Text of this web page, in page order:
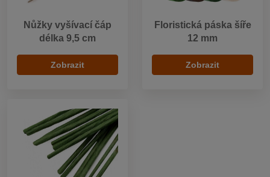
Nůžky vyšívací čáp
délka 9,5 cm
Zobrazit
Floristická páska šíře
12 mm
Zobrazit